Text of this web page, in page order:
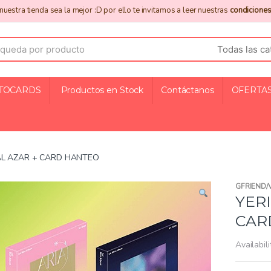
tienda sea la mejor :D por ello te invitamos a leer nuestras
Productos en Stock Contáctanos
AZAR + CARD HANTEO
GFRIEND/